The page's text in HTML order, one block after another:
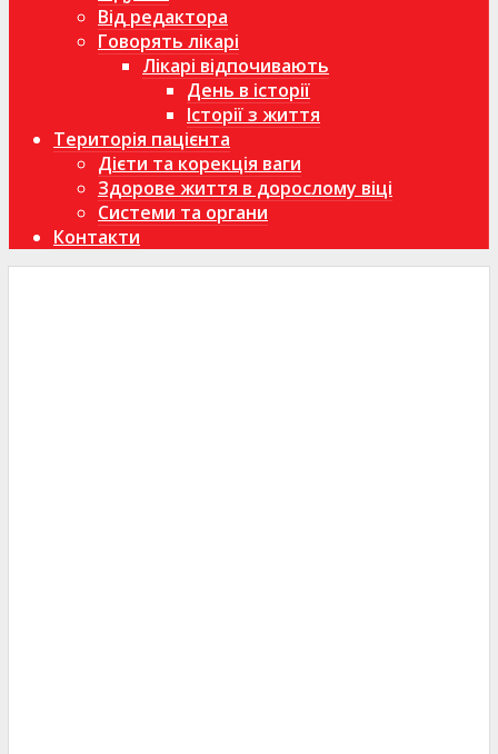
Від редактора
Говорять лікарі
Лікарі відпочивають
День в історії
Історії з життя
Територія пацієнта
Дієти та корекція ваги
Здорове життя в дорослому віці
Системи та органи
Контакти